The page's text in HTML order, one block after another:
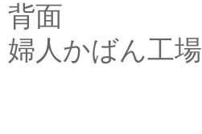
背面
婦人かばん工場